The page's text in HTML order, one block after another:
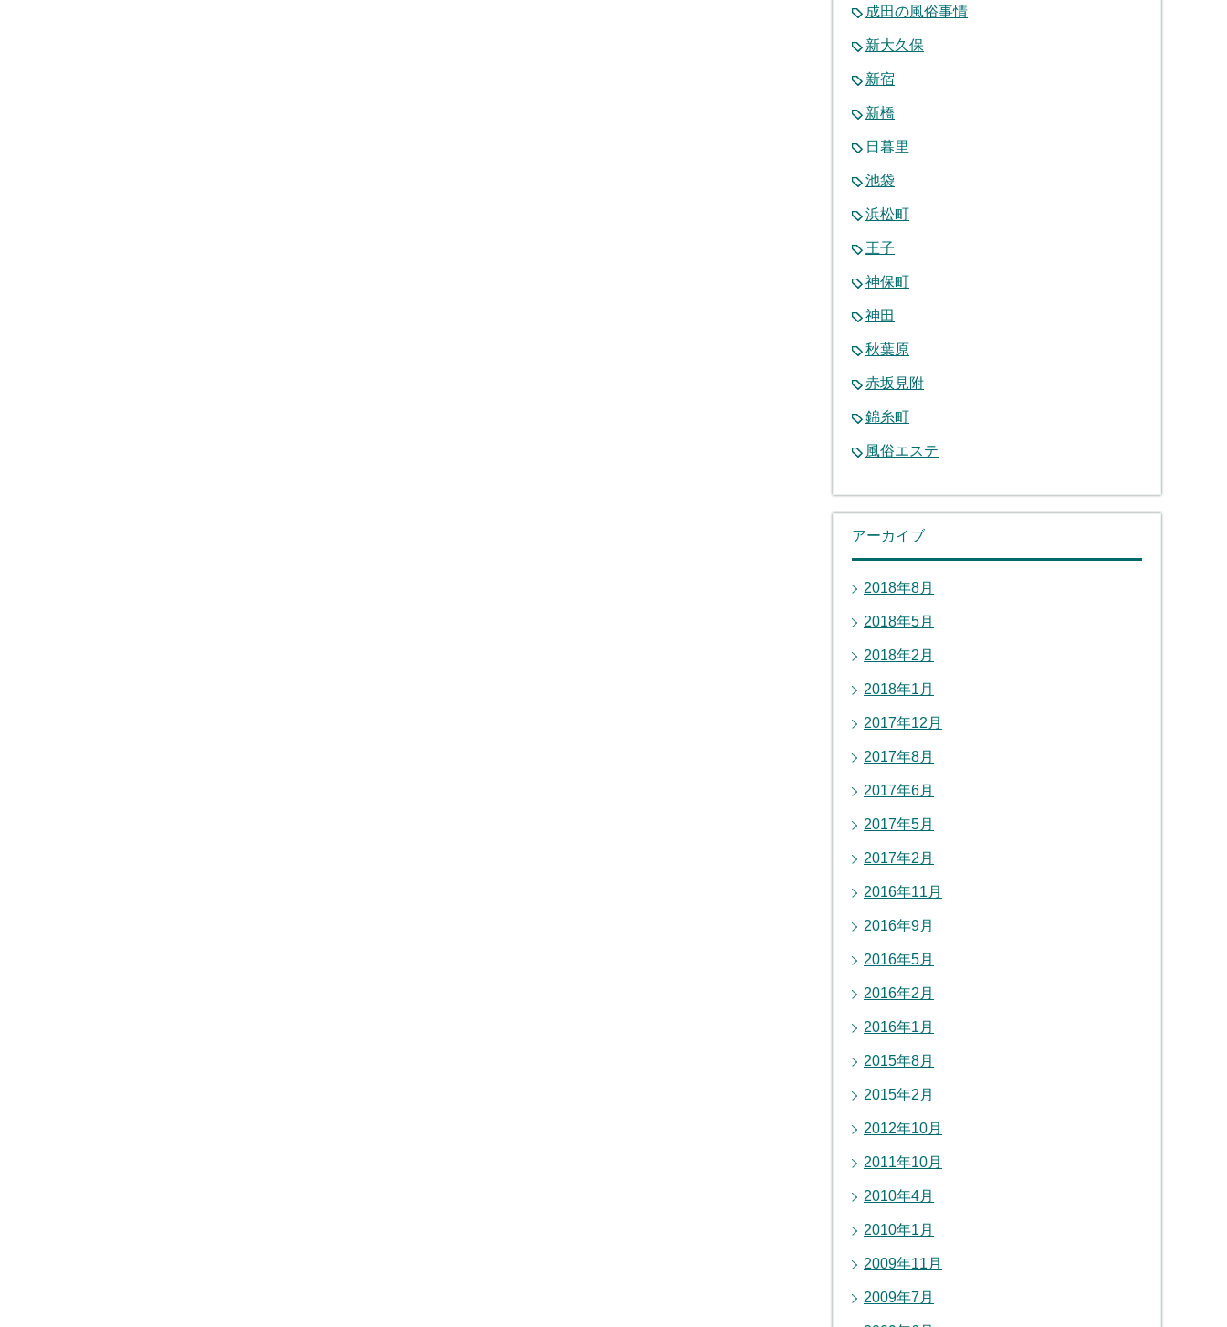
成田の風俗事情
新大久保
新宿
新橋
日暮里
池袋
浜松町
王子
神保町
神田
秋葉原
赤坂見附
錦糸町
風俗エステ
アーカイブ
2018年8月
2018年5月
2018年2月
2018年1月
2017年12月
2017年8月
2017年6月
2017年5月
2017年2月
2016年11月
2016年9月
2016年5月
2016年2月
2016年1月
2015年8月
2015年2月
2012年10月
2011年10月
2010年4月
2010年1月
2009年11月
2009年7月